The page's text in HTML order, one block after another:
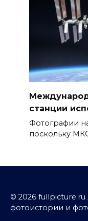
станции
Фотографии
поскольку
© 2026
фотоистории и